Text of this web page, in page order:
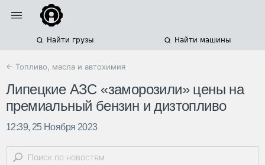
Найти грузы Найти машины
← Топливо, масла и автохимия
Липецкие АЗС «заморозили» цены на
премиальный бензин и дизтопливо
12:39, 25 Ноября 2023